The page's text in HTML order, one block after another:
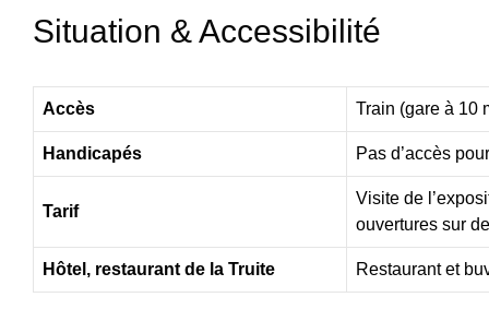
Situation & Accessibilité
Accès Train (gare à 10
Handicapés Pas d’accès
Tarif
Visite de
ouvertures sur
Hôtel, restaurant de la Truite Restaurant et